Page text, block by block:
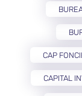
CAP
CAPITAL